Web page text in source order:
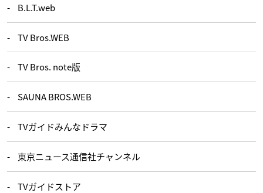
B.L.T.web
TV Bros.WEB
TV Bros. note版
SAUNA BROS.WEB
TVガイドみんなドラマ
東京ニュース通信社チャンネル
TVガイドストア